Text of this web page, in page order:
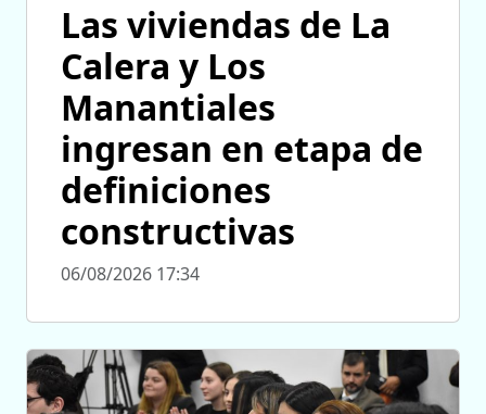
Las viviendas de La
Calera y Los
Manantiales
ingresan en etapa de
definiciones
constructivas
06/08/2026 17:34